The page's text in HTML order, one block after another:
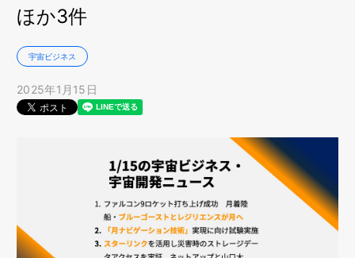
ほか3件
宇宙ビジネス
2025年1月15日